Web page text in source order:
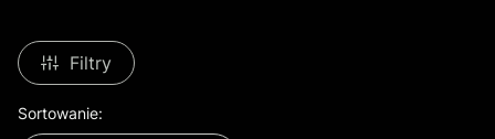
Filtry
Lista produktów
Sortowanie: